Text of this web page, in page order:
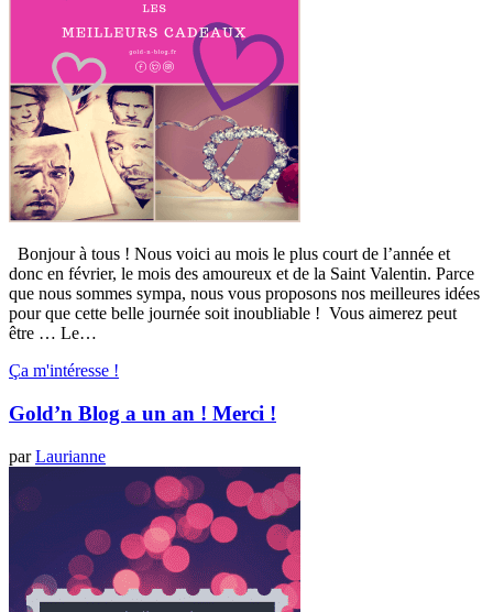
Bonjour à tous ! Nous voici au mois le plus court de l’année et
donc en février, le mois des amoureux et de la Saint Valentin. Parce
que nous sommes sympa, nous vous proposons nos meilleures idées
pour que cette belle journée soit inoubliable ! Vous aimerez peut
être … Le…
Ça m'intéresse !
Gold’n Blog a un an ! Merci !
parLaurianne